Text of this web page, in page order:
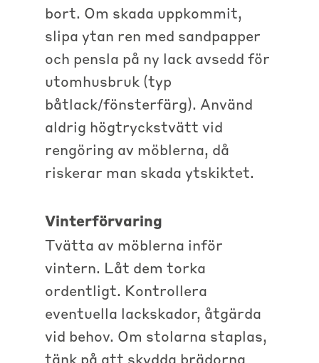
bort. Om skada uppkommit,
slipa ytan ren med sandpapper
och pensla på ny lack avsedd för
utomhusbruk (typ
båtlack/fönsterfärg). Använd
aldrig högtryckstvätt vid
rengöring av möblerna, då
riskerar man skada ytskiktet.
Vinterförvaring
Tvätta av möblerna inför
vintern. Låt dem torka
ordentligt. Kontrollera
eventuella lackskador, åtgärda
vid behov. Om stolarna staplas,
tänk på att skydda brädorna